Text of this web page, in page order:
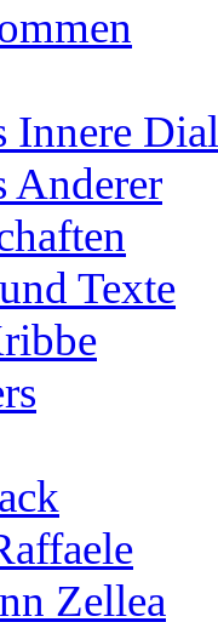
Innere
Anderer
Texte
Zellea